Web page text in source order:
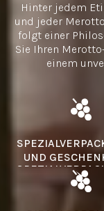
Hinter jedem
und jeder
folgt einer
Sie Ihren
einem